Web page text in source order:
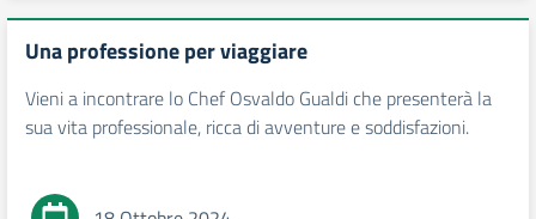
Una professione per viaggiare
Vieni a incontrare lo Chef Osvaldo Gualdi che presenterà la
sua vita professionale, ricca di avventure e soddisfazioni.